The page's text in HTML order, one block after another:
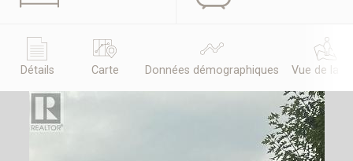
Détails Carte Données démographiques Vue de la